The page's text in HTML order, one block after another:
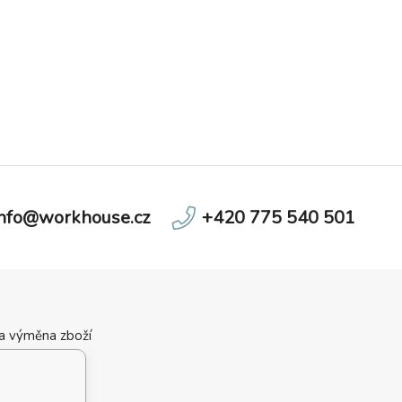
+420 775 540 501
výměna zboží